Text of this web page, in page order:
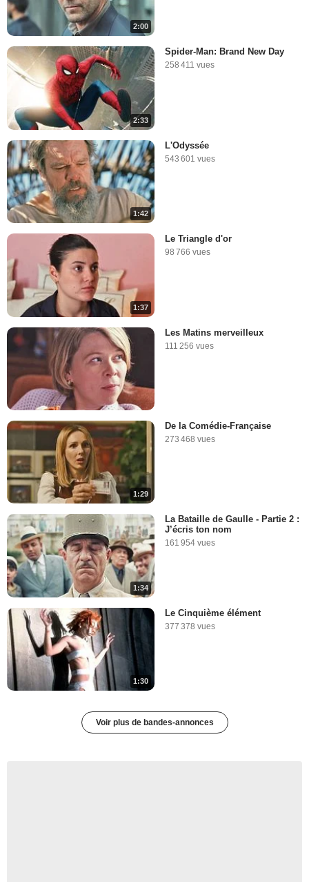
2:00
2:33
Spider-Man: Brand New Day
258 411 vues
1:42
L'Odyssée
543 601 vues
1:37
Le Triangle d'or
98 766 vues
Les Matins merveilleux
111 256 vues
1:29
De la Comédie-Française
273 468 vues
1:34
La Bataille de Gaulle - Partie 2 :
J’écris ton nom
161 954 vues
1:30
Le Cinquième élément
377 378 vues
Voir plus de bandes-annonces